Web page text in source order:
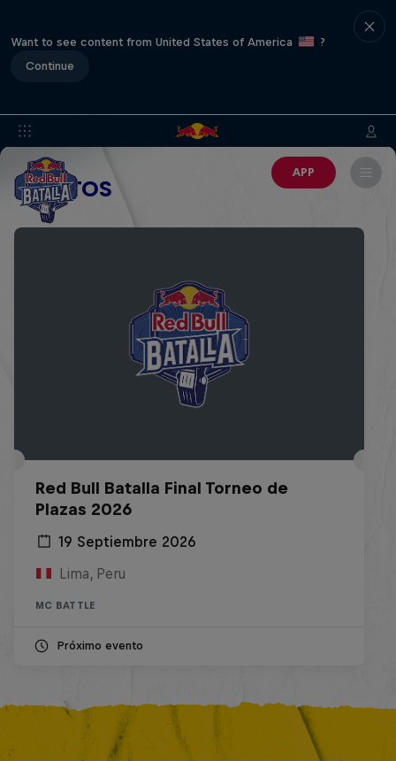
Want to see content from United States of America
?
Continue
APP
EVENTOS
Red Bull Batalla Final Torneo de
Plazas 2026
19 Septiembre 2026
Lima, Peru
MC BATTLE
Próximo evento